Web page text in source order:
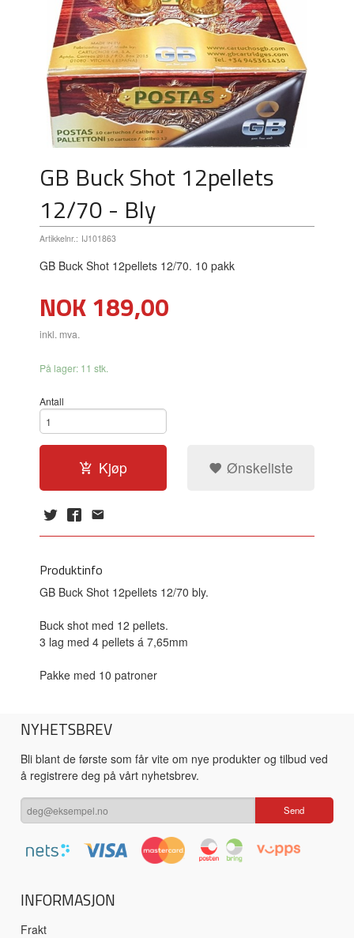
GB Buck Shot 12pellets
12/70 - Bly
Artikkelnr.: IJ101863
GB Buck Shot 12pellets 12/70. 10 pakk
Pris
NOK189,00
inkl. mva.
På lager: 11 stk.
Antall
Kjøp Ønskeliste
Produktinfo
GB Buck Shot 12pellets 12/70 bly.
Buck shot med 12 pellets.
3 lag med 4 pellets á 7,65mm
Pakke med 10 patroner
NYHETSBREV
Bli blant de første som får vite om nye produkter og tilbud ved
å registrere deg på vårt nyhetsbrev.
INFORMASJON
Frakt